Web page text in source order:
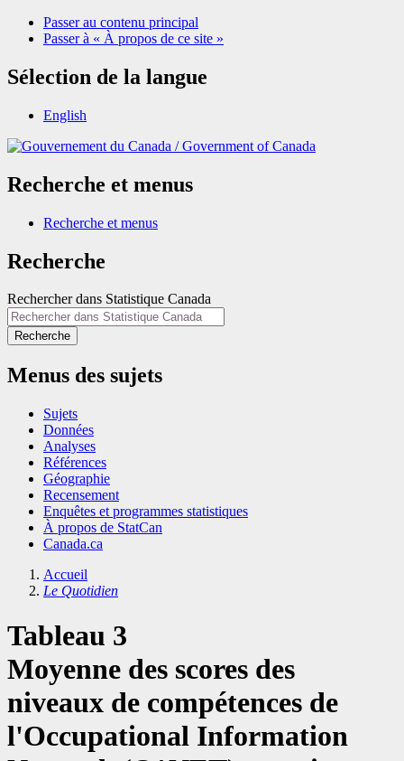
Passer au contenu principal
Passer à « À propos de ce site »
Sélection de la langue
English
/Government of Canada
Recherche et menus
Recherche et menus
Recherche
Rechercher dans Statistique Canada
Recherche
Menus des sujets
Sujets
Données
Analyses
Références
Géographie
Recensement
Enquêtes et programmes statistiques
À propos de StatCan
Canada.ca
Accueil
Le Quotidien
Tableau 3
Moyenne des scores des
niveaux de compétences de
l'Occupational Information